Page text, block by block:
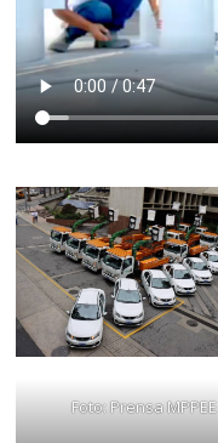
Foto: Prensa MPPEE